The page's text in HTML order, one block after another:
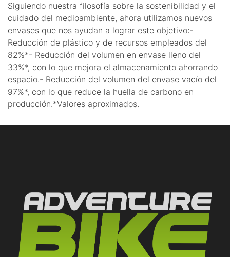
Siguiendo nuestra filosofía sobre la sostenibilidad y el
cuidado del medioambiente, ahora utilizamos nuevos
envases que nos ayudan a lograr este objetivo:-
Reducción de plástico y de recursos empleados del
82%*- Reducción del volumen en envase lleno del
33%*, con lo que mejora el almacenamiento ahorrando
espacio.- Reducción del volumen del envase vacío del
97%*, con lo que reduce la huella de carbono en
producción.*Valores aproximados.